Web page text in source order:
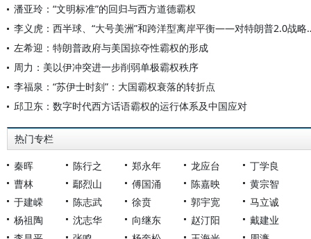
潘亚玲：“文明标准”的回归与西方道德霸权
李义虎：西半球、“大号
左希迎：特朗普政府与美国掠夺性霸权的形成
周力：美以伊冲突进一步削弱单极霸权秩序
李福泉：“苏伊士时刻”：大国霸权衰落的转折点
邱卫东：数字时代西方话语霸权的运行体系及中国应对
热门专栏
秦晖 陈行之 郑永年 龙应台
丁学良
曹林
鄢烈山 傅国涌 陈嘉映
黄宗智
于建嵘
陈志武 徐贲 郭宇宽
马立诚
杨祖陶
沈志华 向继东 赵汀阳
戴建业